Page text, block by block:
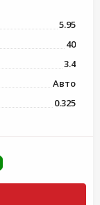
5.95
40
3.4
Авто
0.325